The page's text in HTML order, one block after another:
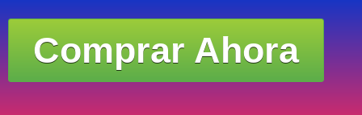
Comprar Ahora